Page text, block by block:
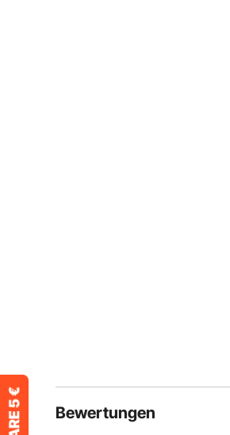
Bewertungen